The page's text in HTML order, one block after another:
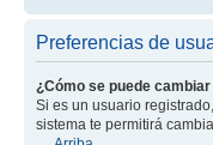
Preferencias de
¿Cómo se puede
Si es un usuario
sistema te permitirá